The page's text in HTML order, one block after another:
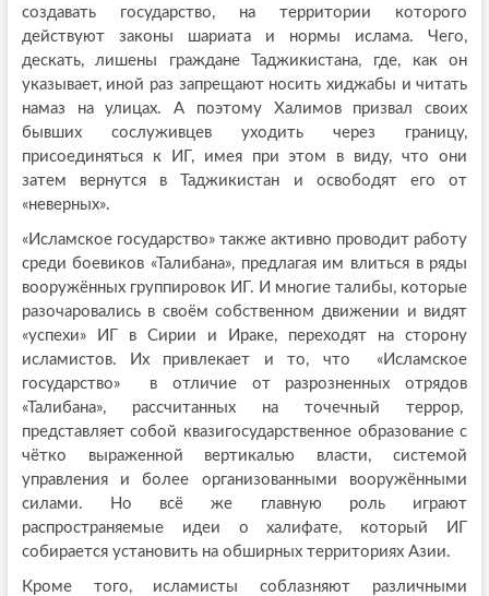
создавать государство, на территории которого
действуют законы шариата и нормы ислама. Чего,
дескать, лишены граждане Таджикистана, где, как он
указывает, иной раз запрещают носить хиджабы и читать
намаз на улицах. А поэтому Халимов призвал своих
бывших сослуживцев уходить через границу,
присоединяться к ИГ, имея при этом в виду, что они
затем вернутся в Таджикистан и освободят его от
«неверных».
«Исламское государство» также активно проводит работу
среди боевиков «Талибана», предлагая им влиться в ряды
вооружённых группировок ИГ. И многие талибы, которые
разочаровались в своём собственном движении и видят
«успехи» ИГ в Сирии и Ираке, переходят на сторону
исламистов. Их привлекает и то, что «Исламское
государство» в отличие от разрозненных отрядов
«Талибана», рассчитанных на точечный террор,
представляет собой квазигосударственное образование с
чётко выраженной вертикалью власти, системой
управления и более организованными вооружёнными
силами. Но всё же главную роль играют
распространяемые идеи о халифате, который ИГ
собирается установить на обширных территориях Азии.
Кроме того, исламисты соблазняют различными